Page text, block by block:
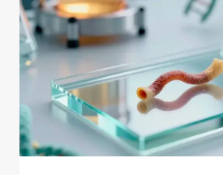
QUE
TRANSFORMAN
VIDAS
UNA
MEDICINA
QUE
YA